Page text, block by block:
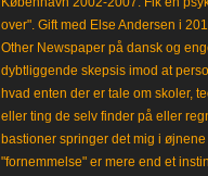
over". Gift med Else Andersen i
Other Newspaper på dansk og
dybtliggende skepsis imod at
hvad enten der er tale om skoler,
eller ting de selv finder på eller
bastioner springer det mig i
"fornemmelse" er mere end et